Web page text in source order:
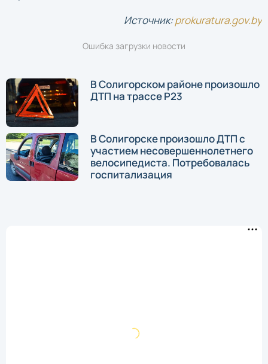
Источник:prokuratura.gov.by
Ошибка загрузки новости
В Солигорском районе произошло
ДТП на трассе Р23
В Солигорске произошло ДТП с
участием несовершеннолетнего
велосипедиста. Потребовалась
госпитализация